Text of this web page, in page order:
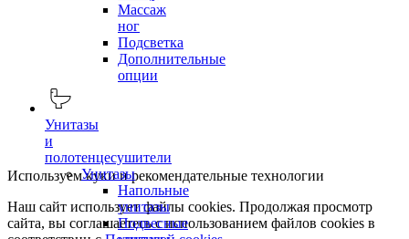
Массаж
ног
Подсветка
Дополнительные
опции
Унитазы
и
полотенцесушители
Унитазы
Напольные
унитазы
Подвесные
Используем куки и рекомендательные технологии
Наш сайт использует файлы cookies. Продолжая просмотр
сайта, вы соглашаетесь с использованием файлов cookies в